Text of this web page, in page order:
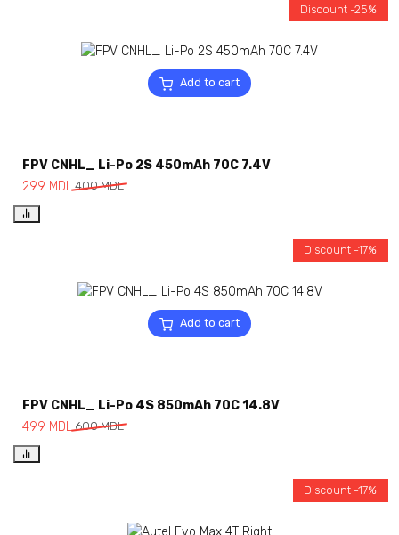
Add to cart
Discount -25%
FPV CNHL_ Li-Po 2S 450mAh 70C 7.4V
400MDL
299 MDL
Add to cart
Discount -17%
FPV CNHL_ Li-Po 4S 850mAh 70C 14.8V
600MDL
499 MDL
Discount -17%